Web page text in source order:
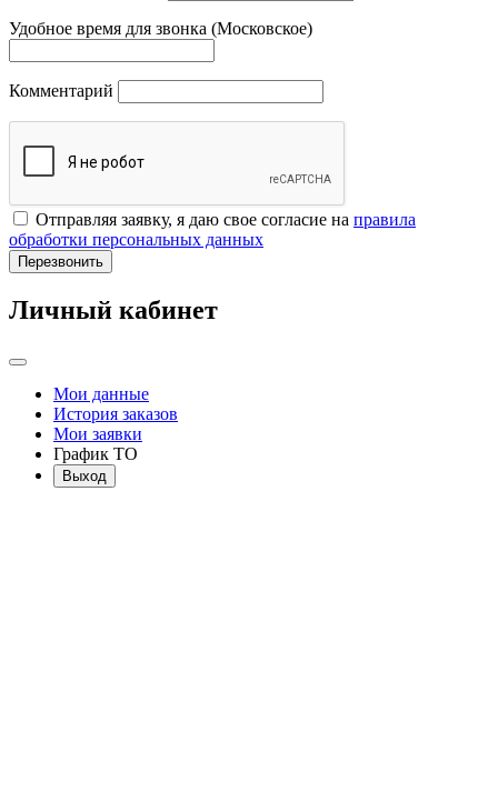
Удобное время для звонка (Московское)
Комментарий
Отправляя заявку, я даю свое согласие на правила
обработки персональных данных
Перезвонить
Личный кабинет
Мои данные
История заказов
Мои заявки
График ТО
Выход